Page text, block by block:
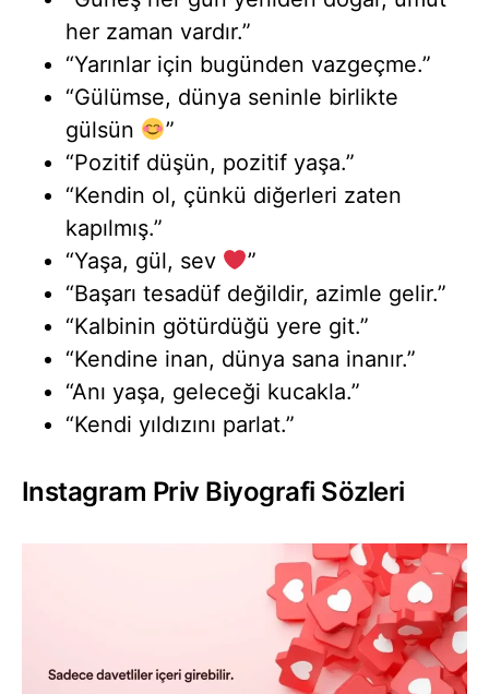
her zaman vardır.”
“Yarınlar için bugünden vazgeçme.”
“Gülümse, dünya seninle birlikte
gülsün
”
“Pozitif düşün, pozitif yaşa.”
“Kendin ol, çünkü diğerleri zaten
kapılmış.”
“Yaşa, gül, sev
”
“Başarı tesadüf değildir, azimle gelir.”
“Kalbinin götürdüğü yere git.”
“Kendine inan, dünya sana inanır.”
“Anı yaşa, geleceği kucakla.”
“Kendi yıldızını parlat.”
Instagram Priv Biyografi Sözleri